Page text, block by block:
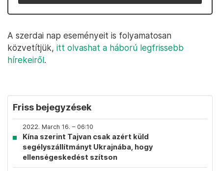
A szerdai nap eseményeit is folyamatosan
közvetítjük, itt olvashat a háború legfrissebb
hírekeiről.
Friss bejegyzések
2022. March 16. – 06:10
Kína szerint Tajvan csak azért küld
segélyszállítmányt Ukrajnába, hogy
ellenségeskedést szítson